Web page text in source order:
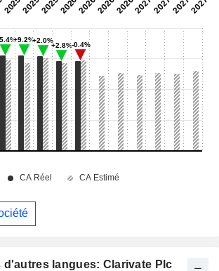
langues: Clarivate Plc